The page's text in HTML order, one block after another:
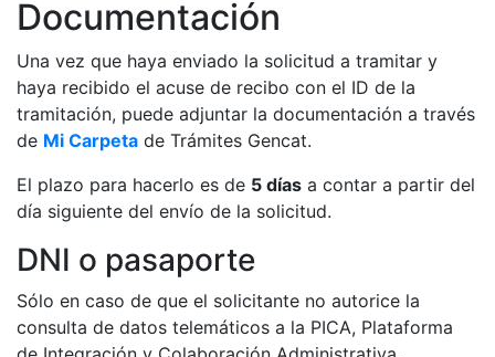
Documentación
Una vez que haya enviado la solicitud a tramitar y
haya recibido el acuse de recibo con el ID de la
tramitación, puede adjuntar la documentación a través
de Mi Carpeta de Trámites Gencat.
El plazo para hacerlo es de 5 días a contar a partir del
día siguiente del envío de la solicitud.
DNI o pasaporte
Sólo en caso de que el solicitante no autorice la
consulta de datos telemáticos a la PICA, Plataforma